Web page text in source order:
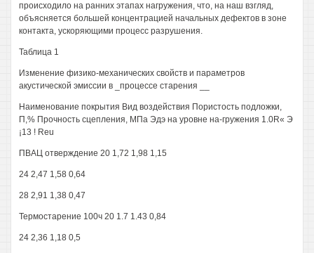
происходило на ранних этапах нагружения, что, на наш взгляд,
объясняется большей концентрацией начальных дефектов в зоне
контакта, ускоряющими процесс разрушения.
Таблица 1
Изменение физико-механических свойств и параметров
акустической эмиссии в _процессе старения __
Наименование покрытия Вид воздействия Пористость подложки,
П,% Прочность сцепления, МПа Эдэ на уровне на-гружения 1.0R« Э
¡13 ! Reu
ПВАЦ отверждение 20 1,72 1,98 1,15
24 2,47 1,58 0,64
28 2,91 1,38 0,47
Термостарение 100ч 20 1.7 1.43 0,84
24 2,36 1,18 0,5